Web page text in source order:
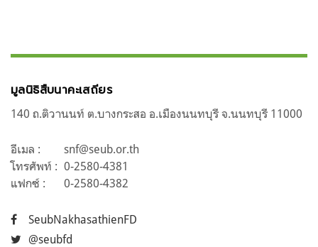
มูลนิธิสืบนาคะเสถียร
140 ถ.ติวานนท์ ต.บางกระสอ อ.เมืองนนทบุรี จ.นนทบุรี 11000
อีเมล :
snf@seub.or.th
โทรศัพท์ : 0-2580-4381
แฟกซ์ :
0-2580-4382
SeubNakhasathienFD
@seubfd